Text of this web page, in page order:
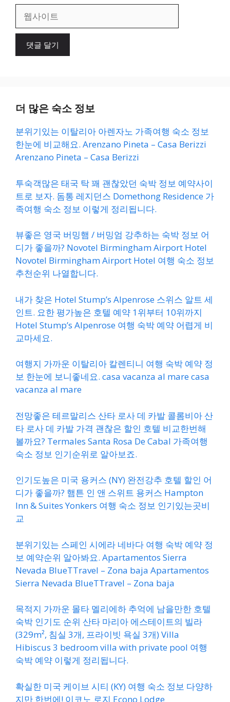
일
이
더 많은 숙소 정보
분위기있는 이탈리아 아렌자노 가족여행 숙소 정보
한눈에 비교해요. Arenzano Pineta – Casa Berizzi
Arenzano Pineta – Casa Berizzi
투숙객많은 태국 탁 꽤 괜찮았던 숙박 정보 예약사이
트로 보자. 돔통 레지던스 Domethong Residence 가
족여행 숙소 정보 이렇게 정리됩니다.
뷰좋은 영국 버밍햄 / 버밍엄 강추하는 숙박 정보 어
디가 좋을까? Novotel Birmingham Airport Hotel
Novotel Birmingham Airport Hotel 여행 숙소 정보
추천순위 나열합니다.
내가 찾은 Hotel Stump’s Alpenrose 스위스 알트 세
인트. 요한 평가높은 호텔 예약 1위부터 10위까지
Hotel Stump’s Alpenrose 여행 숙박 예약 어렵게 비
교마세요.
여행지 가까운 이탈리아 칼렌티니 여행 숙박 예약 정
보 한눈에 보니좋네요. casa vacanza al mare casa
vacanza al mare
전망좋은 테르말리스 산타 로사 데 카발 콜롬비아 산
타 로사 데 카발 가격 괜찮은 할인 호텔 비교한번해
볼까요? Termales Santa Rosa De Cabal 가족여행
숙소 정보 인기순위로 알아보죠.
인기도높은 미국 용커스 (NY) 완전강추 호텔 할인 어
디가 좋을까? 햄튼 인 앤 스위트 용커스 Hampton
Inn & Suites Yonkers 여행 숙소 정보 인기있는곳비
교
분위기있는 스페인 시에라 네바다 여행 숙박 예약 정
보 예약순위 알아봐요. Apartamentos Sierra
Nevada BlueTTravel – Zona baja Apartamentos
Sierra Nevada BlueTTravel – Zona baja
목적지 가까운 몰타 멜리에하 추억에 남을만한 호텔
숙박 인기도 순위 산타 마리아 에스테이트의 빌라
(329m², 침실 3개, 프라이빗 욕실 3개) Villa
Hibiscus 3 bedroom villa with private pool 여행
숙박 예약 이렇게 정리됩니다.
확실한 미국 케이브 시티 (KY) 여행 숙소 정보 다양하
지만 한번에! 이코노 로지 Econo Lodge